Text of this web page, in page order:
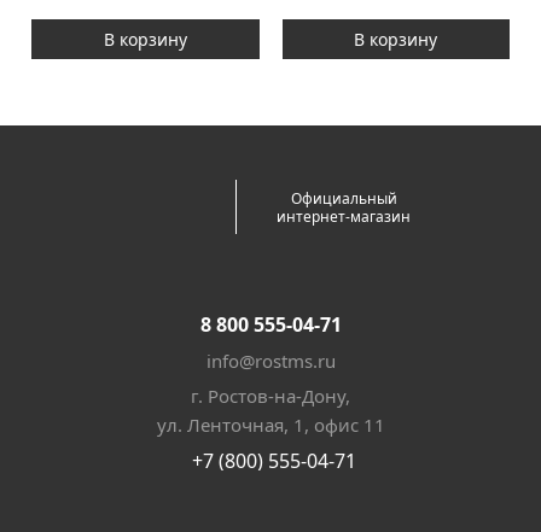
В корзину В корзину
Официальный
интернет-магазин
8 800 555-04-71
info@rostms.ru
г. Ростов-на-Дону,
ул. Ленточная, 1, офис 11
+7 (800) 555-04-71